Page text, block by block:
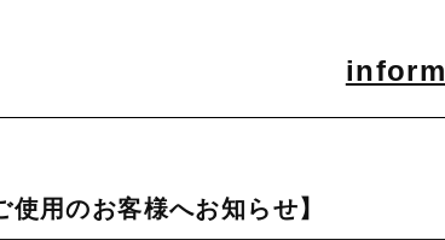
使用のお客様へお知らせ】